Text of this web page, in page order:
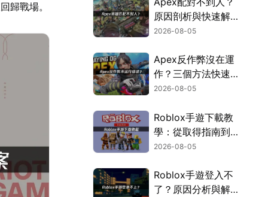
歸戰場。
原因剖析與快速解決
方式！
2026-08-05
Apex反作弊沒在運
作？三個方法快速解
決！
2026-08-05
Roblox手遊下載教
學：從取得指南到登
入疑難排解！
2026-08-05
Roblox手遊登入不
了？原因分析與解決